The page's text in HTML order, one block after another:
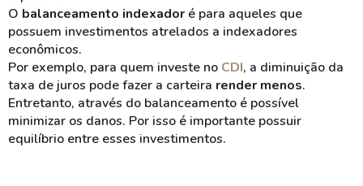
O balanceamento indexador é para aqueles que
possuem investimentos atrelados a indexadores
econômicos.
Por exemplo, para quem investe no CDI, a diminuição da
taxa de juros pode fazer a carteira render menos.
Entretanto, através do balanceamento é possível
minimizar os danos. Por isso é importante possuir
equilíbrio entre esses investimentos.